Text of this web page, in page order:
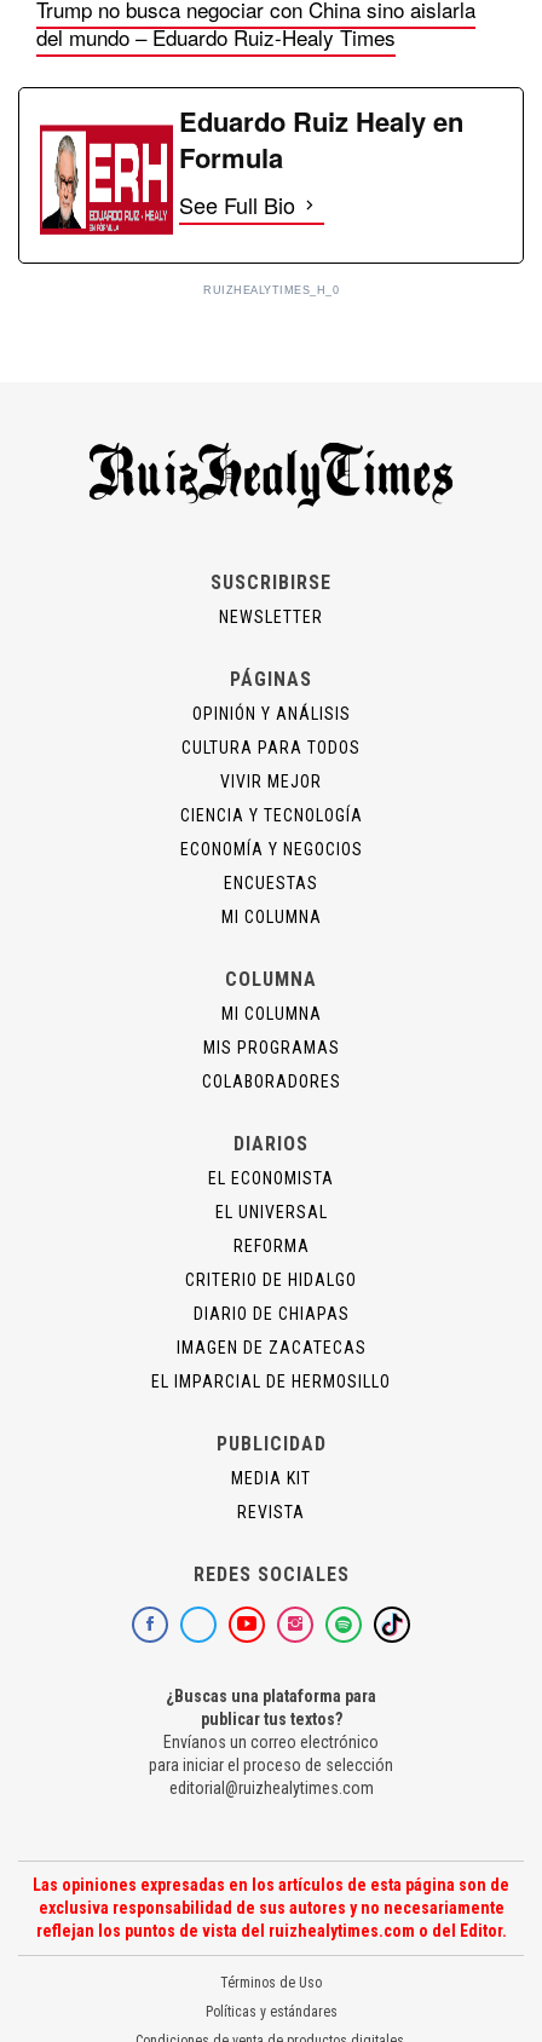
Trump no busca negociar con China sino aislarla
del mundo – Eduardo Ruiz-Healy Times
Eduardo Ruiz Healy en
Formula
See Full Bio
RUIZHEALYTIMES_H_0
SUSCRIBIRSE
NEWSLETTER
PÁGINAS
OPINIÓN Y ANÁLISIS
CULTURA PARA TODOS
VIVIR MEJOR
CIENCIA Y TECNOLOGÍA
ECONOMÍA Y NEGOCIOS
ENCUESTAS
MI COLUMNA
COLUMNA
MI COLUMNA
MIS PROGRAMAS
COLABORADORES
DIARIOS
EL ECONOMISTA
EL UNIVERSAL
REFORMA
CRITERIO DE HIDALGO
DIARIO DE CHIAPAS
IMAGEN DE ZACATECAS
EL IMPARCIAL DE HERMOSILLO
PUBLICIDAD
MEDIA KIT
REVISTA
REDES SOCIALES
¿Buscas una plataforma para
publicar tus textos?
Envíanos un correo electrónico
para iniciar el proceso de selección
editorial@ruizhealytimes.com
Las opiniones expresadas en los artículos de esta página son de
exclusiva responsabilidad de sus autores y no necesariamente
reflejan los puntos de vista del ruizhealytimes.com o del Editor.
Términos de Uso
Políticas y estándares